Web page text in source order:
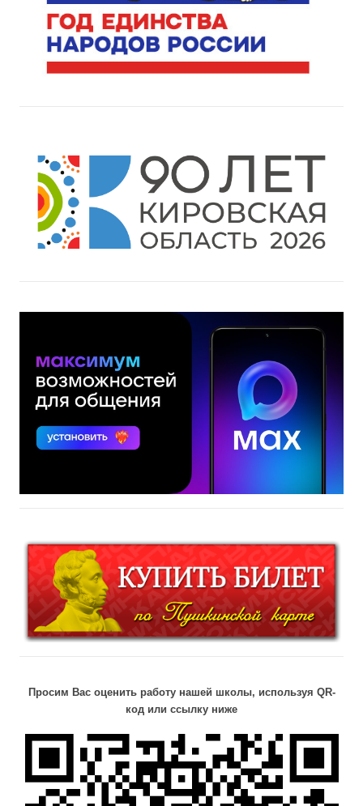
Просим Вас оценить работу нашей школы, используя QR-
код или ссылку ниже